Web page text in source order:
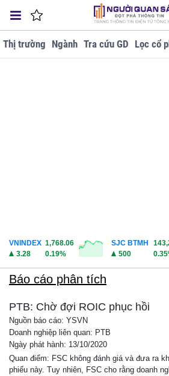
Thị trường Ngành Tra cứu GD Lọc cổ
VNINDEX 1,768.06
3.28
0.19%
SJC BTMH
500
Báo cáo phân tích
PTB: Chờ đợi ROIC phục hồi
Nguồn báo cáo: YSVN
Doanh nghiệp liên quan: PTB
Ngày phát hành: 13/10/2020
Quan điểm: FSC không đánh giá và đưa ra
phiếu này. Tuy nhiên, FSC cho rằng doanh